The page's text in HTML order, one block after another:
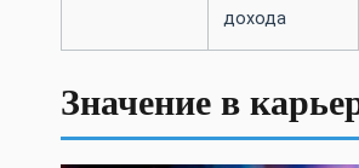
дохода
Значение в